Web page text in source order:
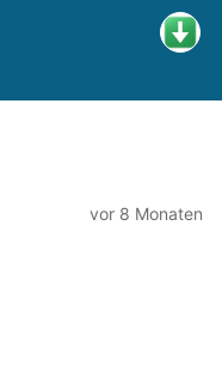
vor 8 Monaten